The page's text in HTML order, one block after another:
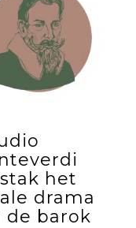
het
drama
de barok